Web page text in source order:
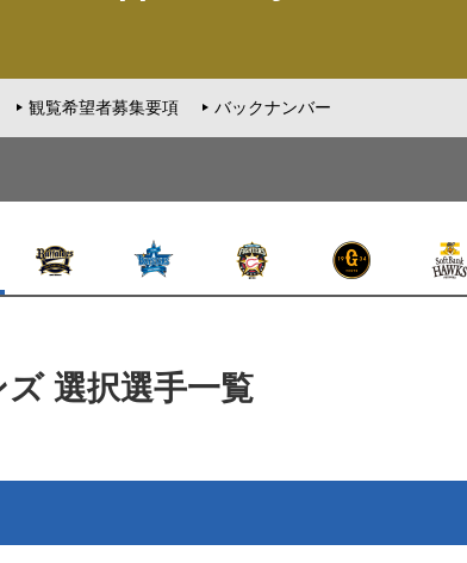
観覧希望者募集要項 バックナンバー
ズ 選択選手一覧